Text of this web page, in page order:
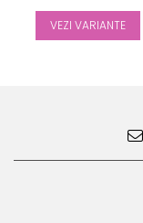
VEZI VARIANTE